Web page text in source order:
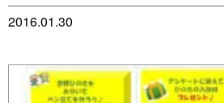
2016.01.30